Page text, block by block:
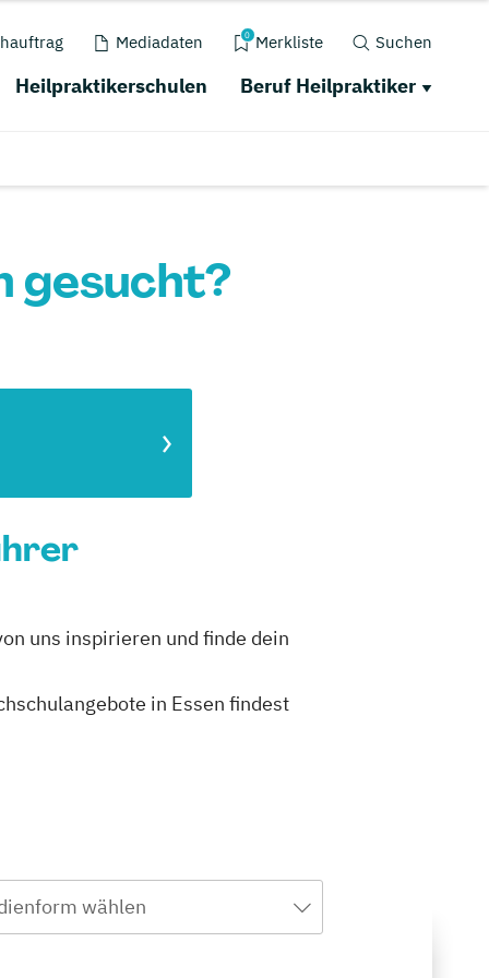
Mediadaten 0 Merkliste Suchen
Heilpraktikerschulen Beruf Heilpraktiker
gesucht?
uns inspirieren und finde dein
in Essen findest
wählen